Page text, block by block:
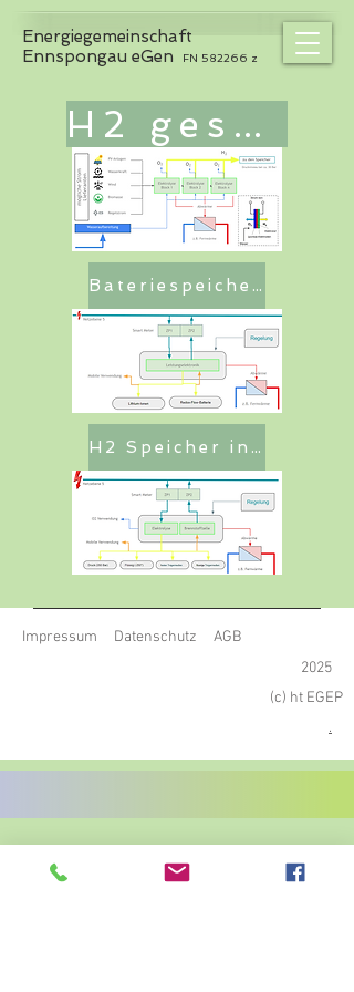
Energiegemeinschaft
Ennspongau eGen
FN 582266 z
H2 gesamt Konzept
Bateriespeicher in EEG
H2 Speicher in EEG
Impressum Datenschutz
AGB
2025
(c) ht EGEP
.